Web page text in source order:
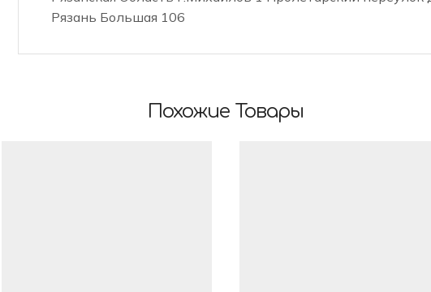
Рязань Большая 106
Похожие Товары